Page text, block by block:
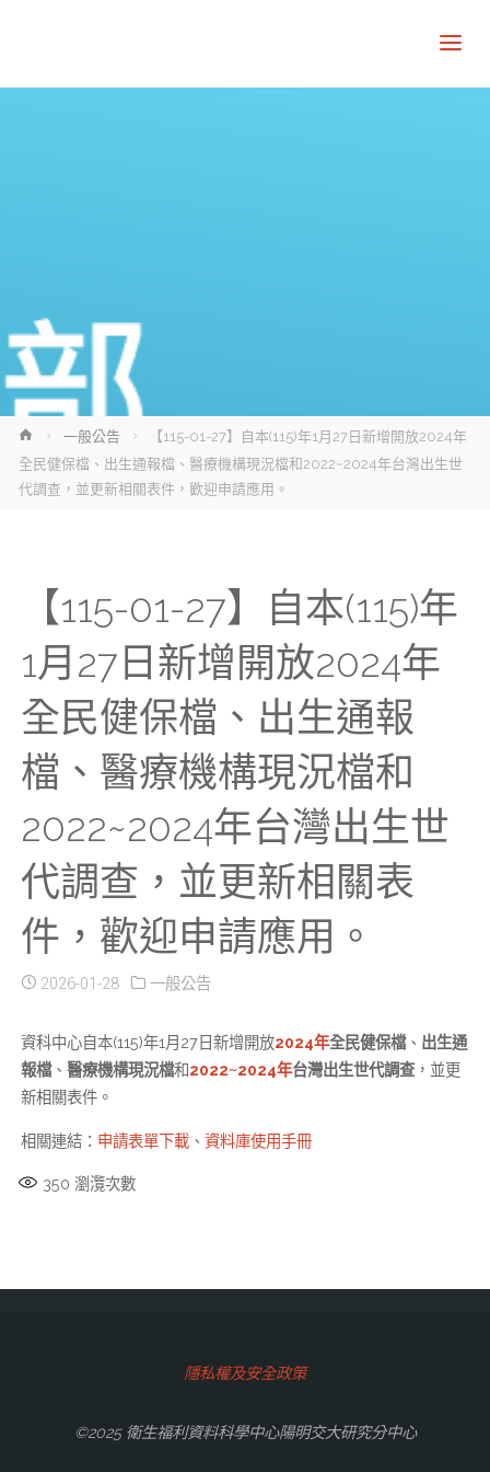
Home一般公告
【115-01-27】自本(115)年1月27日新增開放2024年
全民健保檔、出生通報檔、醫療機構現況檔和2022~2024年台灣出生世
代調查，並更新相關表件，歡迎申請應用。
【115-01-27】自本(115)年
1月27日新增開放2024年
全民健保檔、出生通報
檔、醫療機構現況檔和
2022~2024年台灣出生世
代調查，並更新相關表
件，歡迎申請應用。
2026-01-28 一般公告
資科中心自本(115)年1月27日新增開放2024年全民健保檔、 出生通
報檔、 醫療機構現況檔和2022~2024年台灣出生世代調查，並更
新相關表件。
相關連結： 申請表單下載、 資料庫使用手冊
350 瀏灠次數
隱私權及安全政策
©2025 衛生福利資料科學中心陽明交大研究分中心